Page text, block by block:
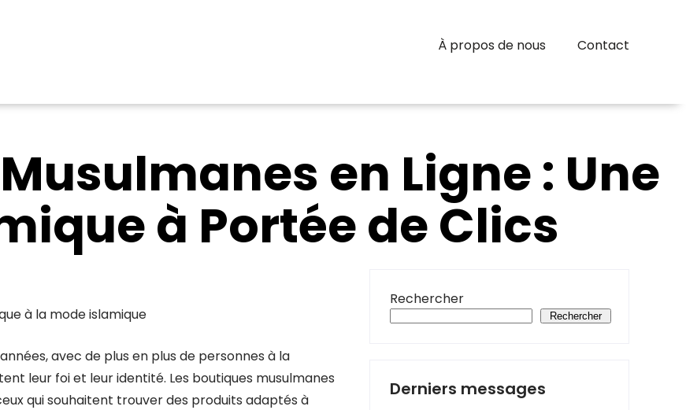
À propos de nous Contact
en Ligne : Une
à Portée de Clics
à la mode islamique
avec de plus en plus de personnes à la
leur foi et leur identité. Les boutiques musulmanes
qui souhaitent trouver des produits adaptés à
Rechercher
Rechercher
Derniers messages